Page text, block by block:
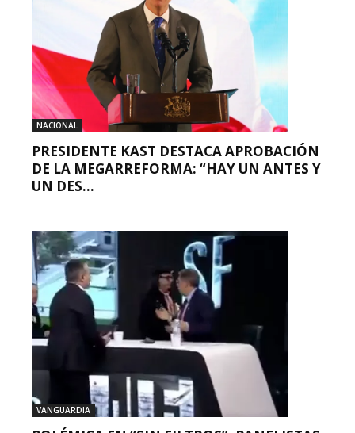
NACIONAL
PRESIDENTE KAST DESTACA APROBACIÓN
DE LA MEGARREFORMA: “HAY UN ANTES Y
UN DES...
VANGUARDIA